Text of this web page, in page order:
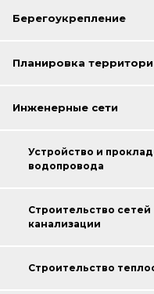
Берегоукрепление
Планировка
Инженерные сети
Устройство и
водопровода
Строительство сетей
канализации
Строительство